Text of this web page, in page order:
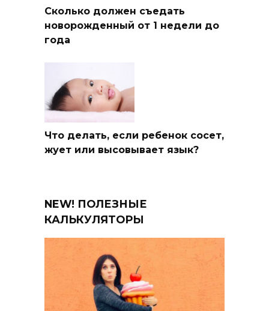
Сколько должен съедать
новорожденный от 1 недели до
года
Что делать, если ребенок сосет,
жует или высовывает язык?
NEW! ПОЛЕЗНЫЕ
КАЛЬКУЛЯТОРЫ